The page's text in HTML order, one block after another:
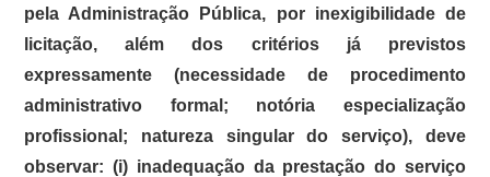
pela Administração Pública, por inexigibilidade de
licitação, além dos critérios já previstos
expressamente (necessidade de procedimento
administrativo formal; notória especialização
profissional; natureza singular do serviço), deve
observar: (i) inadequação da prestação do serviço